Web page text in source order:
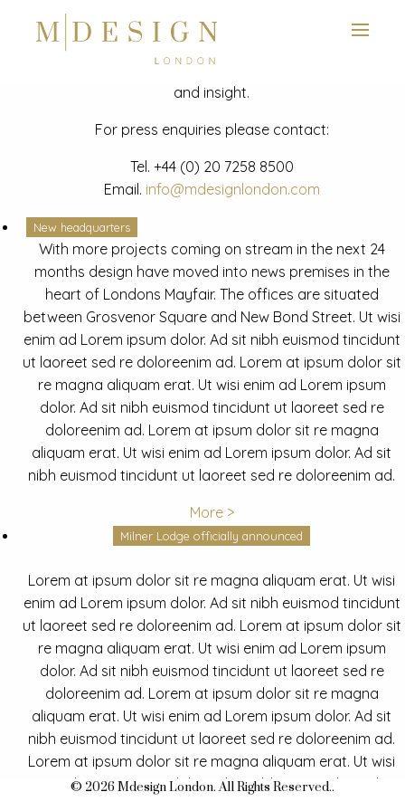
News
Latest mdesign development project and advisory news
and insight.
For press enquiries please contact:
Tel. +44 (0) 20 7258 8500
Email. info@mdesignlondon.com
New headquarters
With more projects coming on stream in the next 24
months design have moved into news premises in the
heart of Londons Mayfair. The offices are situated
between Grosvenor Square and New Bond Street. Ut wisi
enim ad Lorem ipsum dolor. Ad sit nibh euismod tincidunt
ut laoreet sed re doloreenim ad. Lorem at ipsum dolor sit
re magna aliquam erat. Ut wisi enim ad Lorem ipsum
dolor. Ad sit nibh euismod tincidunt ut laoreet sed re
doloreenim ad. Lorem at ipsum dolor sit re magna
aliquam erat. Ut wisi enim ad Lorem ipsum dolor. Ad sit
nibh euismod tincidunt ut laoreet sed re doloreenim ad.
More >
Milner Lodge officially announced
Lorem at ipsum dolor sit re magna aliquam erat. Ut wisi
enim ad Lorem ipsum dolor. Ad sit nibh euismod tincidunt
ut laoreet sed re doloreenim ad. Lorem at ipsum dolor sit
re magna aliquam erat. Ut wisi enim ad Lorem ipsum
dolor. Ad sit nibh euismod tincidunt ut laoreet sed re
doloreenim ad. Lorem at ipsum dolor sit re magna
aliquam erat. Ut wisi enim ad Lorem ipsum dolor. Ad sit
nibh euismod tincidunt ut laoreet sed re doloreenim ad.
Lorem at ipsum dolor sit re magna aliquam erat. Ut wisi
enim ad Lorem ipsum dolor. Ad sit nibh euismod tincidunt
© 2026 Mdesign London. All Rights Reserved..